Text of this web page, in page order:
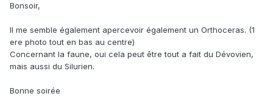
Bonsoir,
Il me semble également apercevoir également un Orthoceras. (1
ere photo tout en bas au centre)
Concernant la faune, oui cela peut être tout a fait du Dévovien,
mais aussi du Silurien.
Bonne soirée